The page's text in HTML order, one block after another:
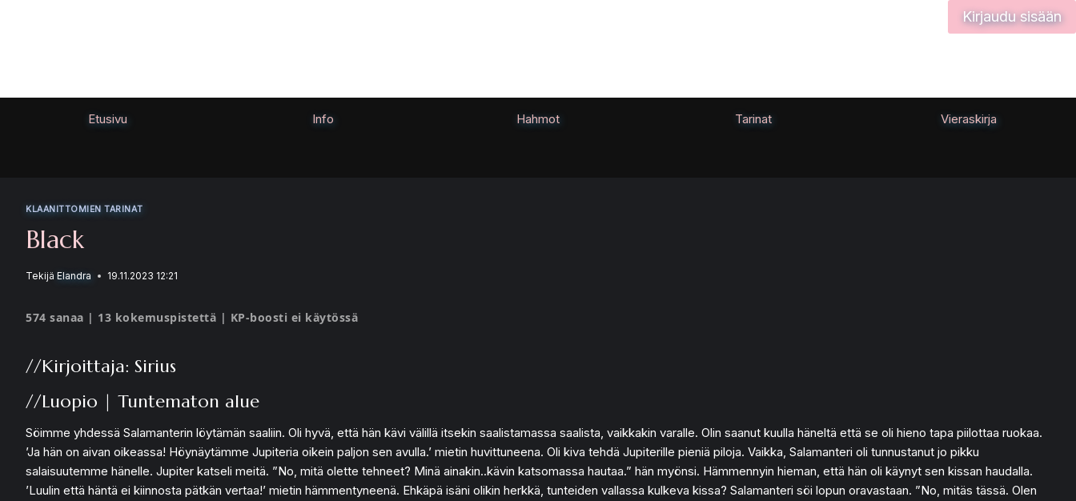
Kirjaudu sisään
Etusivu Info Hahmot Tarinat Vieraskirja
KLAANITTOMIEN TARINAT
Black
Tekijä Elandra 19.11.2023 12:21
574 sanaa | 13 kokemuspistettä | KP-boosti ei käytössä
//Kirjoittaja: Sirius
//Luopio | Tuntematon alue
Söimme yhdessä Salamanterin löytämän saaliin. Oli hyvä, että hän kävi välillä itsekin saalistamassa saalista, vaikkakin varalle. Olin saanut kuulla häneltä että se oli hieno tapa piilottaa ruokaa.
’Ja hän on aivan oikeassa! Höynäytämme Jupiteria oikein paljon sen avulla.’ mietin huvittuneena. Oli kiva tehdä Jupiterille pieniä piloja. Vaikka, Salamanteri oli tunnustanut jo pikku
salaisuutemme hänelle. Jupiter katseli meitä. ”No, mitä olette tehneet? Minä ainakin..kävin katsomassa hautaa.” hän myönsi. Hämmennyin hieman, että hän oli käynyt sen kissan haudalla.
’Luulin että häntä ei kiinnosta pätkän vertaa!’ mietin hämmentyneenä. Ehkäpä isäni olikin herkkä, tunteiden vallassa kulkeva kissa? Salamanteri söi lopun oravastaan. ”No, mitäs tässä. Olen